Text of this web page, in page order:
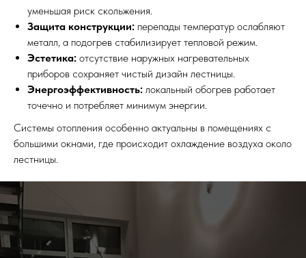
уменьшая риск скольжения.
Защита конструкции: перепады температур ослабляют
металл, а подогрев стабилизирует тепловой режим.
Эстетика: отсутствие наружных нагревательных
приборов сохраняет чистый дизайн лестницы.
Энергоэффективность: локальный обогрев работает
точечно и потребляет минимум энергии.
Системы отопления особенно актуальны в помещениях с
большими окнами, где происходит охлаждение воздуха около
лестницы.